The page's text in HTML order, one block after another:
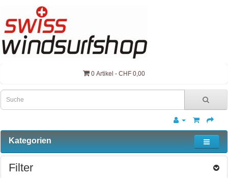
0 Artikel - CHF 0,00
Kategorien
Filter